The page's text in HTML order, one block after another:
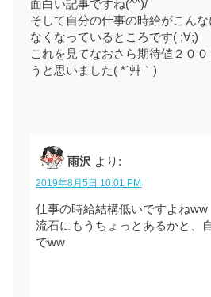
面白い記事ですね(^^)/
そして自分の仕事の時給がこん
なくなっているところです( ;∀;)
これを見てなおさら期待値２０
うと思いました( *´艸｀)
雨沢 より:
2019年8月5日 10:01 PM
仕事の時給結構低いですよねww
流石にもうちょっとあるかと、
でww